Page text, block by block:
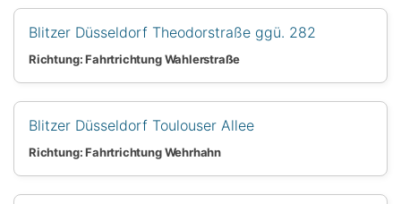
Blitzer Düsseldorf Theodorstraße ggü. 282
Richtung: Fahrtrichtung Wahlerstraße
Blitzer Düsseldorf Toulouser Allee
Richtung: Fahrtrichtung Wehrhahn